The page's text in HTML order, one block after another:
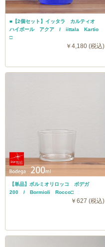
■【2個セット】イッタラ カルティオ
ハイボール アクア / iittala Kartio
□
￥4,180 (税込)
【単品】ボルミオリロッコ ボデガ
200 / Bormioli Rocco□
￥627 (税込)